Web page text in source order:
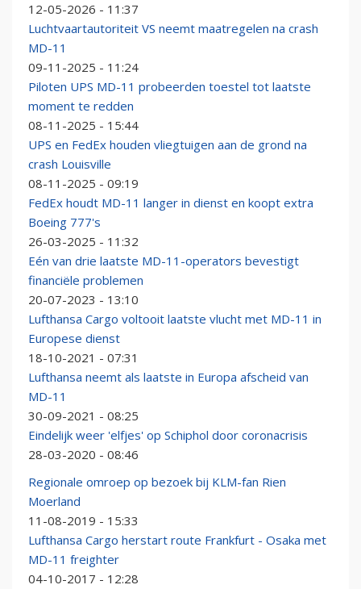
12-05-2026 - 11:37
Luchtvaartautoriteit VS neemt maatregelen na crash
MD-11
09-11-2025 - 11:24
Piloten UPS MD-11 probeerden toestel tot laatste
moment te redden
08-11-2025 - 15:44
UPS en FedEx houden vliegtuigen aan de grond na
crash Louisville
08-11-2025 - 09:19
FedEx houdt MD-11 langer in dienst en koopt extra
Boeing 777's
26-03-2025 - 11:32
Eén van drie laatste MD-11-operators bevestigt
financiële problemen
20-07-2023 - 13:10
Lufthansa Cargo voltooit laatste vlucht met MD-11 in
Europese dienst
18-10-2021 - 07:31
Lufthansa neemt als laatste in Europa afscheid van
MD-11
30-09-2021 - 08:25
Eindelijk weer 'elfjes' op Schiphol door coronacrisis
28-03-2020 - 08:46
Regionale omroep op bezoek bij KLM-fan Rien
Moerland
11-08-2019 - 15:33
Lufthansa Cargo herstart route Frankfurt - Osaka met
MD-11 freighter
04-10-2017 - 12:28